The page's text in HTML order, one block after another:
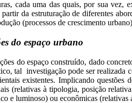
cada uma das quais, por sua vez,
da estruturação de diferentes
(processos de crescimento
do espaço urbano
do espaço construído, dado
tal investigação pode ser realizada
existentes. Implicando questões
(relativas à tipologia, posição
e luminoso) ou econômicas